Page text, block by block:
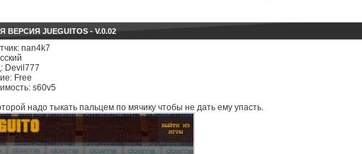
ВЕРСИЯ JUEGUITOS - V.0.02
nan4k7
Devil777
Free
s60v5
надо тыкать пальцем по мячику чтобы не дать ему упасть.